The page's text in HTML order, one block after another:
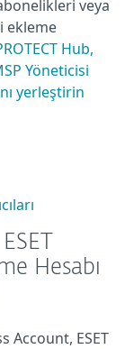
veya
ekleme
Hub,
Yöneticisi
yerleştirin
Hesabı
Account, ESET